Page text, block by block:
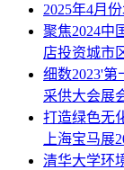
2025年4月
聚焦2024中
店投资城市
细数2023'
采供大会展
打造绿色无
上海宝马展
清华大学环